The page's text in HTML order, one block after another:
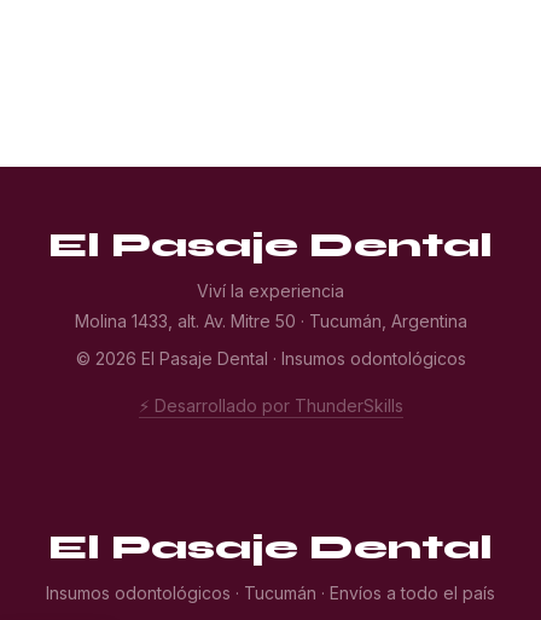
El Pasaje Dental
Viví la experiencia
Molina 1433, alt. Av. Mitre 50 · Tucumán, Argentina
© 2026 El Pasaje Dental · Insumos odontológicos
⚡ Desarrollado por ThunderSkills
El Pasaje Dental
Insumos odontológicos · Tucumán · Envíos a todo el país